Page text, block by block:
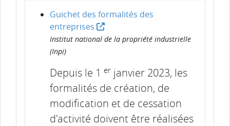
Guichet des formalités des
entreprises
Institut national de la propriété industrielle
(Inpi)
Depuis le 1 er janvier 2023, les
formalités de création, de
modification et de cessation
d'activité doivent être réalisées